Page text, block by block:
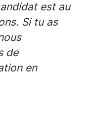
est au
Si tu as
de
en